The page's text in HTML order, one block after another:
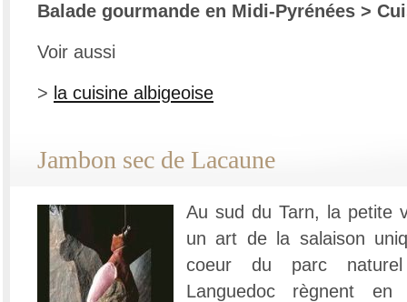
Balade gourmande en Midi-Pyrénées >
Voir aussi
> la cuisine albigeoise
Jambon sec de Lacaune
Au sud du Tarn, la petite
un art de la salaison
coeur du parc
Languedoc règnent